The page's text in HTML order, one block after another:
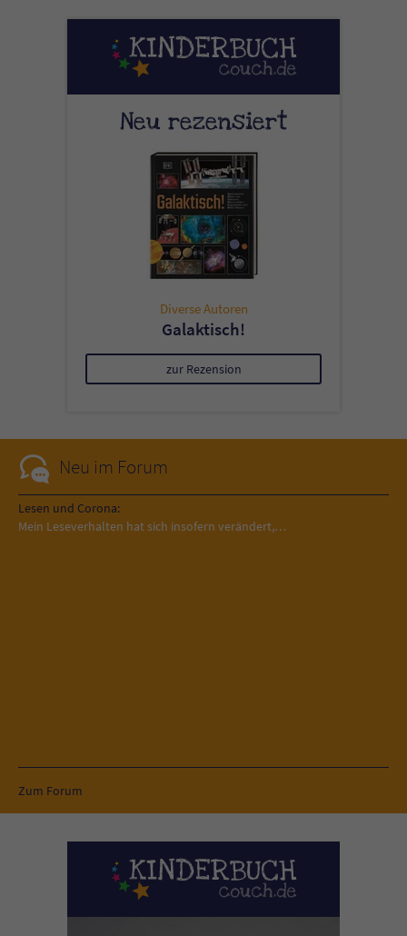
Neu rezensiert
Diverse Autoren
Galaktisch!
zur Rezension
Neu im Forum
Lesen und Corona:
Mein Leseverhalten hat sich insofern verändert,…
Zum Forum